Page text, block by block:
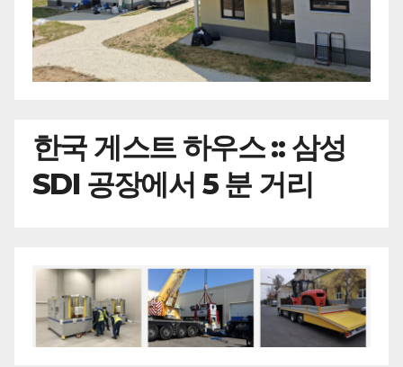
한국 게스트 하우스 :: 삼성
SDI 공장에서 5 분 거리